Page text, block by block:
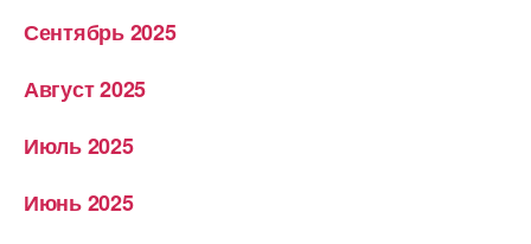
Сентябрь 2025
Август 2025
Июль 2025
Июнь 2025